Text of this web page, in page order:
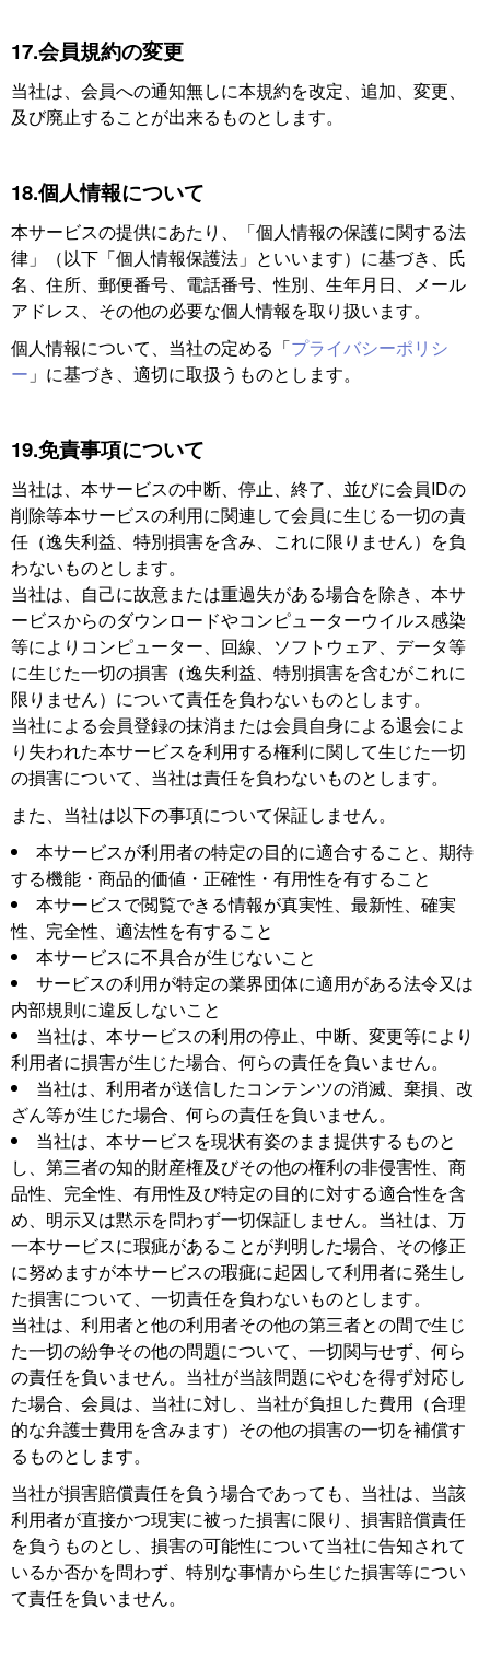
17.会員規約の変更
当社は、会員への通知無しに本規約を改定、追加、変更、
及び廃止することが出来るものとします。
18.個人情報について
本サービスの提供にあたり、「個人情報の保護に関する法
律」（以下「個人情報保護法」といいます）に基づき、氏
名、住所、郵便番号、電話番号、性別、生年月日、メール
アドレス、その他の必要な個人情報を取り扱います。
個人情報について、当社の定める「プライバシーポリシ
ー 」に基づき、適切に取扱うものとします。
19.免責事項について
当社は、本サービスの中断、停止、終了、並びに会員IDの
削除等本サービスの利用に関連して会員に生じる一切の責
任（逸失利益、特別損害を含み、これに限りません）を負
わないものとします。
当社は、自己に故意または重過失がある場合を除き、本サ
ービスからのダウンロードやコンピューターウイルス感染
等によりコンピューター、回線、ソフトウェア、データ等
に生じた一切の損害（逸失利益、特別損害を含むがこれに
限りません）について責任を負わないものとします。
当社による会員登録の抹消または会員自身による退会によ
り失われた本サービスを利用する権利に関して生じた一切
の損害について、当社は責任を負わないものとします。
また、当社は以下の事項について保証しません。
本サービスが利用者の特定の目的に適合すること、期待
する機能・商品的価値・正確性・有用性を有すること
本サービスで閲覧できる情報が真実性、最新性、確実
性、完全性、適法性を有すること
本サービスに不具合が生じないこと
サービスの利用が特定の業界団体に適用がある法令又は
内部規則に違反しないこと
当社は、本サービスの利用の停止、中断、変更等により
利用者に損害が生じた場合、何らの責任を負いません。
当社は、利用者が送信したコンテンツの消滅、棄損、改
ざん等が生じた場合、何らの責任を負いません。
当社は、本サービスを現状有姿のまま提供するものと
し、第三者の知的財産権及びその他の権利の非侵害性、商
品性、完全性、有用性及び特定の目的に対する適合性を含
め、明示又は黙示を問わず一切保証しません。当社は、万
一本サービスに瑕疵があることが判明した場合、その修正
に努めますが本サービスの瑕疵に起因して利用者に発生し
た損害について、一切責任を負わないものとします。
当社は、利用者と他の利用者その他の第三者との間で生じ
た一切の紛争その他の問題について、一切関与せず、何ら
の責任を負いません。当社が当該問題にやむを得ず対応し
た場合、会員は、当社に対し、当社が負担した費用（合理
的な弁護士費用を含みます）その他の損害の一切を補償す
るものとします。
当社が損害賠償責任を負う場合であっても、当社は、当該
利用者が直接かつ現実に被った損害に限り、損害賠償責任
を負うものとし、損害の可能性について当社に告知されて
いるか否かを問わず、特別な事情から生じた損害等につい
て責任を負いません。